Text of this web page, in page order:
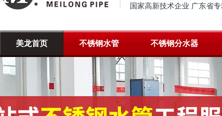
国家高新技术企业 广东省
美龙首页 不锈钢水管 不锈钢分水器